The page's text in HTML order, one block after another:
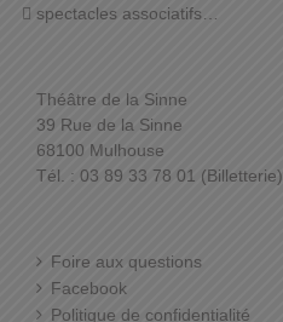
spectacles associatifs…
Théâtre de la Sinne
39 Rue de la Sinne
68100 Mulhouse
Tél. : 03 89 33 78 01 (Billetterie)
Foire aux questions
Facebook
Politique de confidentialité